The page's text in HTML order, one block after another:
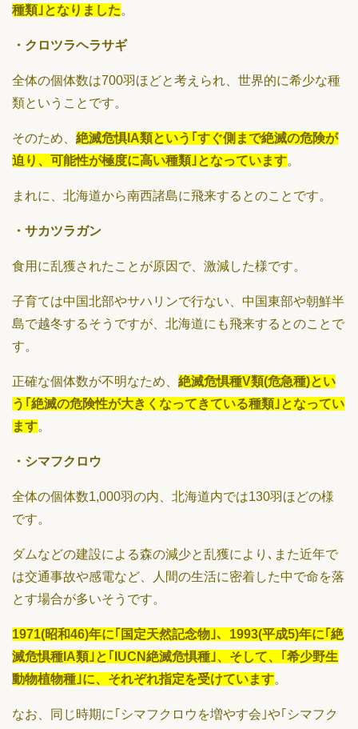
種類｣となりました。
・クロツラヘラサギ
全体の個体数は700羽ほどと考えられ、世界的に希少な種
類ということです。
そのため、 絶滅危惧IA類という｢すぐ側まで絶滅の危険が
迫り、可能性が極度に高い種類｣となっています。
まれに、北海道から南西諸島に飛来するとのことです。
・サカツラガン
食用に乱獲されたことが原因で、激減した様です。
子育ては中国北部やサハリンで行ない、中国東部や朝鮮半
島で越冬するそうですが、北海道にも飛来するとのことで
す。
正確な個体数が不明なため、 絶滅危惧種V類(危急種)とい
う｢絶滅の危険性が大きくなってきている種類｣となってい
ます。
・シマフクロウ
全体の個体数1,000羽の内、北海道内では130羽ほどの様
です。
ダムなどの建設による森の減少と乱獲により､また近年で
は交通事故や感電など、人間の生活に密着した中で命を落
とす場合が多いそうです。
1971(昭和46)年に｢国定天然記念物｣、1993(平成5)年に｢絶
滅危惧種IA類｣と｢IUCN絶滅危惧種｣、そして、｢希少野生
動物植物種｣に、それぞれ指定を受けています。
なお、同じ時期に｢シマフクロウを増やす会｣や｢シマフク